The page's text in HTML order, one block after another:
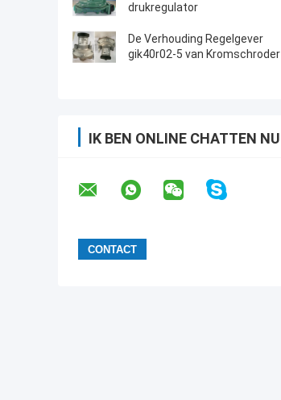
drukregulator
De Verhouding Regelgever
gik40r02-5 van Kromschroder
IK BEN ONLINE CHATTEN NU